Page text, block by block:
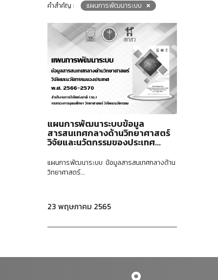
คำสำคัญ : แผนการพัฒนาระบบ
แผนการพัฒนาระบบข้อมูล
สารสนเทศกลางด้านวิทยาศาสตร์
วิจัยและนวัตกรรมของประเทศ...
แผนการพัฒนาระบบ ข้อมูลสารสนเทศกลางด้าน
วิทยาศาสตร์...
23 พฤษภาคม 2565